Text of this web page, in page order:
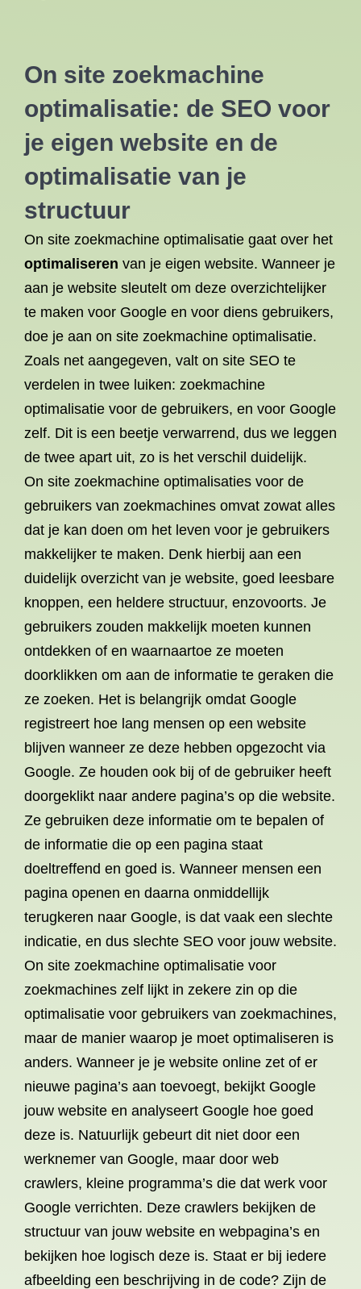
On site zoekmachine
optimalisatie: de SEO voor
je eigen website en de
optimalisatie van je
structuur
On site zoekmachine optimalisatie gaat over het
optimaliseren van je eigen website. Wanneer je
aan je website sleutelt om deze overzichtelijker
te maken voor Google en voor diens gebruikers,
doe je aan on site zoekmachine optimalisatie.
Zoals net aangegeven, valt on site SEO te
verdelen in twee luiken: zoekmachine
optimalisatie voor de gebruikers, en voor Google
zelf. Dit is een beetje verwarrend, dus we leggen
de twee apart uit, zo is het verschil duidelijk.
On site zoekmachine optimalisaties voor de
gebruikers van zoekmachines omvat zowat alles
dat je kan doen om het leven voor je gebruikers
makkelijker te maken. Denk hierbij aan een
duidelijk overzicht van je website, goed leesbare
knoppen, een heldere structuur, enzovoorts. Je
gebruikers zouden makkelijk moeten kunnen
ontdekken of en waarnaartoe ze moeten
doorklikken om aan de informatie te geraken die
ze zoeken. Het is belangrijk omdat Google
registreert hoe lang mensen op een website
blijven wanneer ze deze hebben opgezocht via
Google. Ze houden ook bij of de gebruiker heeft
doorgeklikt naar andere pagina’s op die website.
Ze gebruiken deze informatie om te bepalen of
de informatie die op een pagina staat
doeltreffend en goed is. Wanneer mensen een
pagina openen en daarna onmiddellijk
terugkeren naar Google, is dat vaak een slechte
indicatie, en dus slechte SEO voor jouw website.
On site zoekmachine optimalisatie voor
zoekmachines zelf lijkt in zekere zin op die
optimalisatie voor gebruikers van zoekmachines,
maar de manier waarop je moet optimaliseren is
anders. Wanneer je je website online zet of er
nieuwe pagina’s aan toevoegt, bekijkt Google
jouw website en analyseert Google hoe goed
deze is. Natuurlijk gebeurt dit niet door een
werknemer van Google, maar door web
crawlers, kleine programma’s die dat werk voor
Google verrichten. Deze crawlers bekijken de
structuur van jouw website en webpagina’s en
bekijken hoe logisch deze is. Staat er bij iedere
afbeelding een beschrijving in de code? Zijn de